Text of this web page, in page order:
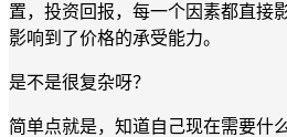
置，投资回报，每一个因素都直接
影响到了价格的承受能力。
是不是很复杂呀？
简单点就是，知道自己现在需要什